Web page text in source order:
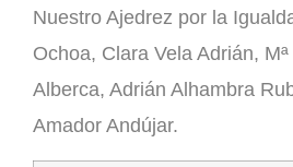
Nuestro Ajedrez por la
Ochoa, Clara Vela Adrián,
Alberca, Adrián Alhambra
Amador Andújar.